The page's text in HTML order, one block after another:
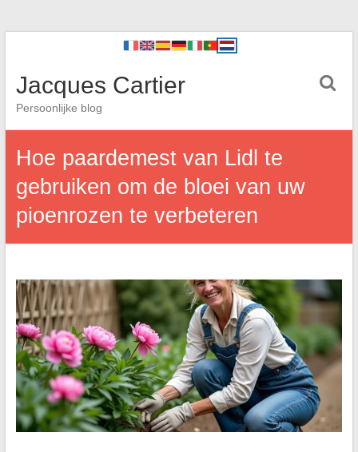
Jacques Cartier
Persoonlijke blog
Hoe paardemest van Lidl te
gebruiken om de bloei van uw
pioenrozen te verbeteren